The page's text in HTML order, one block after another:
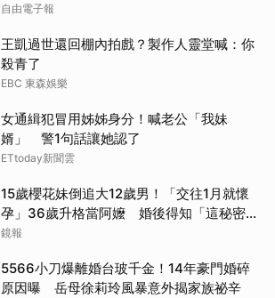
自由電子報
王凱過世還回棚內拍戲？製作人靈堂喊：你
殺青了
EBC 東森娛樂
女通緝犯冒用姊姊身分！喊老公「我妹
婿」 警1句話讓她認了
ETtoday新聞雲
15歲櫻花妹倒追大12歲男！「交往1月就懷
孕」36歲升格當阿嬤 婚後得知「這秘密」
傻眼了
鏡報
5566小刀爆離婚台玻千金！14年豪門婚碎
原因曝 岳母徐莉玲風暴意外揭家族祕辛